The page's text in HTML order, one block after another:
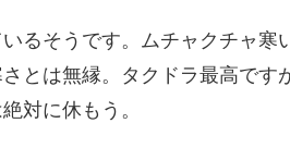
るそうです。ムチャクチャ
とは無縁。タクドラ最高です
対に休もう。